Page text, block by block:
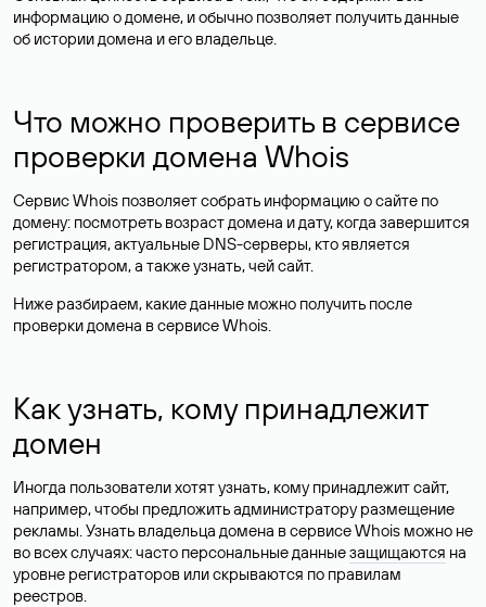
информацию о домене, и обычно позволяет получить данные
об истории домена и его владельце.
Что можно проверить в сервисе
проверки домена Whois
Сервис Whois позволяет собрать информацию о сайте по
домену: посмотреть возраст домена и дату, когда завершится
регистрация, актуальные DNS-серверы, кто является
регистратором, а также узнать, чей сайт.
Ниже разбираем, какие данные можно получить после
проверки домена в сервисе Whois.
Как узнать, кому принадлежит
домен
Иногда пользователи хотят узнать, кому принадлежит сайт,
например, чтобы предложить администратору размещение
рекламы. Узнать владельца домена в сервисе Whois можно не
во всех случаях: часто персональные данныезащищаются на
уровне регистраторов или скрываются по правилам
реестров.